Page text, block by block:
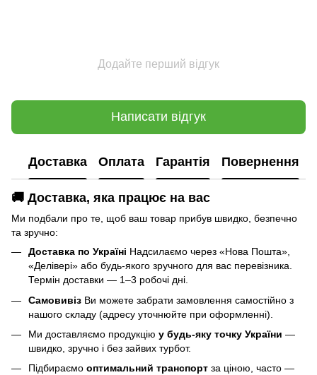
Додайте перший відгук
Написати відгук
Доставка Оплата Гарантія Повернення
🚚 Доставка, яка працює на вас
Ми подбали про те, щоб ваш товар прибув швидко, безпечно
та зручно:
Доставка по Україні Надсилаємо через «Нова Пошта»,
«Делівері» або будь-якого зручного для вас перевізника.
Термін доставки — 1–3 робочі дні.
Самовивіз Ви можете забрати замовлення самостійно з
нашого складу (адресу уточнюйте при оформленні).
Ми доставляємо продукцію у будь-яку точку України —
швидко, зручно і без зайвих турбот.
Підбираємо оптимальний транспорт за ціною, часто —